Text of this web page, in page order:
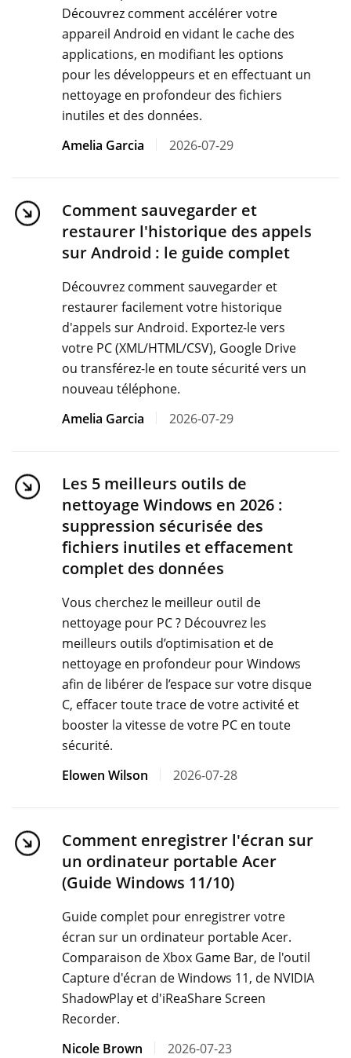
Découvrez comment accélérer votre
appareil Android en vidant le cache des
applications, en modifiant les options
pour les développeurs et en effectuant un
nettoyage en profondeur des fichiers
inutiles et des données.
Amelia Garcia
2026-07-29
Comment sauvegarder et
restaurer l'historique des appels
sur Android : le guide complet
Découvrez comment sauvegarder et
restaurer facilement votre historique
d'appels sur Android. Exportez-le vers
votre PC (XML/HTML/CSV), Google Drive
ou transférez-le en toute sécurité vers un
nouveau téléphone.
Amelia Garcia
2026-07-29
Les 5 meilleurs outils de
nettoyage Windows en 2026 :
suppression sécurisée des
fichiers inutiles et effacement
complet des données
Vous cherchez le meilleur outil de
nettoyage pour PC ? Découvrez les
meilleurs outils d’optimisation et de
nettoyage en profondeur pour Windows
afin de libérer de l’espace sur votre disque
C, effacer toute trace de votre activité et
booster la vitesse de votre PC en toute
sécurité.
Elowen Wilson
2026-07-28
Comment enregistrer l'écran sur
un ordinateur portable Acer
(Guide Windows 11/10)
Guide complet pour enregistrer votre
écran sur un ordinateur portable Acer.
Comparaison de Xbox Game Bar, de l'outil
Capture d'écran de Windows 11, de NVIDIA
ShadowPlay et d'iReaShare Screen
Recorder.
Nicole Brown
2026-07-23